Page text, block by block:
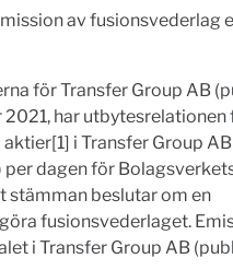
av fusionsvederlag
för Transfer Group AB
har utbytesrelationen
i Transfer Group
per dagen för
stämman beslutar om en
fusionsvederlaget.
i Transfer Group AB